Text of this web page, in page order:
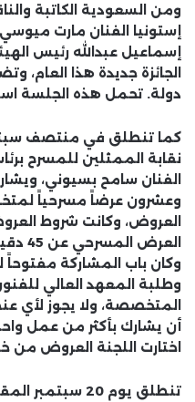
ومن السعودية الكاتبة
إستونيا الفنان مارت
إسماعيل عبدالله رئيس
دولة. تحمل هذه الجلسة اسم
كما تنطلق في منتصف
نقابة الممثلين للمسرح
الفنان سامح بسيوني،
وعشرون عرضاً مسرحياً
العروض، وكانت شروط
وكان باب المشاركة مفتوحاً
وطلبة المعهد العالي
المتخصصة، ولا يجوز لأي
أن يشارك بأكثر من عمل
اختارت اللجنة العروض من